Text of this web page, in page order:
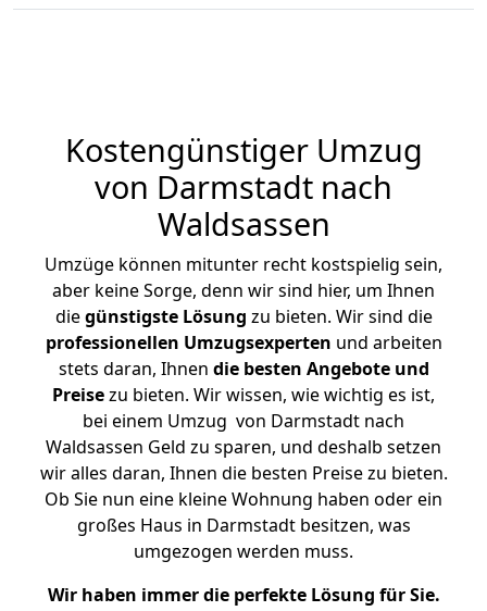
Kostengünstiger Umzug
von Darmstadt nach
Waldsassen
Umzüge können mitunter recht kostspielig sein,
aber keine Sorge, denn wir sind hier, um Ihnen
diegünstigste Lösung zu bieten. Wir sind die
professionellen Umzugsexperten und arbeiten
stets daran, Ihnen die besten Angebote und
Preisezu bieten. Wir wissen, wie wichtig es ist,
bei einem Umzug von Darmstadt nach
Waldsassen Geld zu sparen, und deshalb setzen
wir alles daran, Ihnen die besten Preise zu bieten.
Ob Sie nun eine kleine Wohnung haben oder ein
großes Haus in Darmstadt besitzen, was
umgezogen werden muss.
Wir haben immer die perfekte Lösung für Sie.